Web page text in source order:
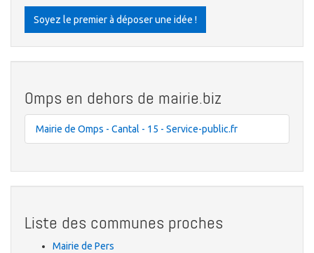
Soyez le premier à déposer une idée !
Omps en dehors de mairie.biz
Mairie de Omps - Cantal - 15 - Service-public.fr
Liste des communes proches
Mairie de Pers